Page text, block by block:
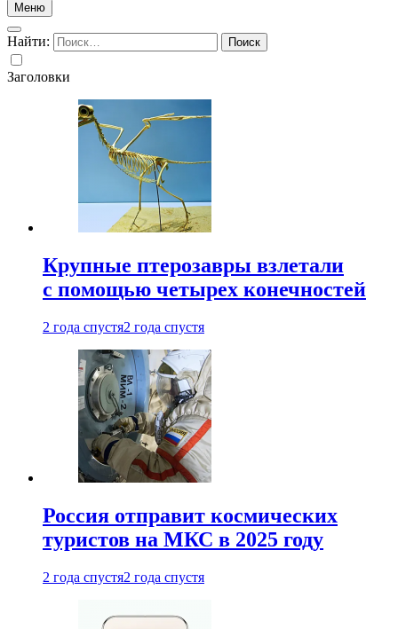
Меню
Найти:
Заголовки
Крупные птерозавры взлетали
с помощью четырех конечностей
2 года спустя2 года спустя
Россия отправит космических
туристов на МКС в 2025 году
2 года спустя2 года спустя